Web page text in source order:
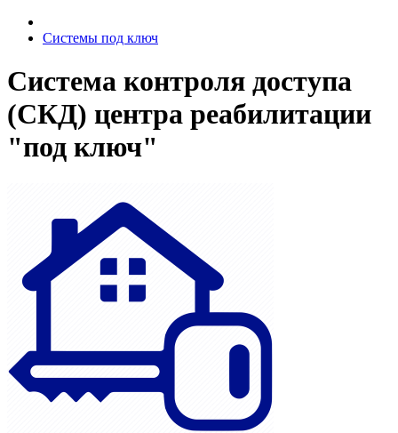
Системы под ключ
Система контроля доступа
(СКД) центра реабилитации
"под ключ"